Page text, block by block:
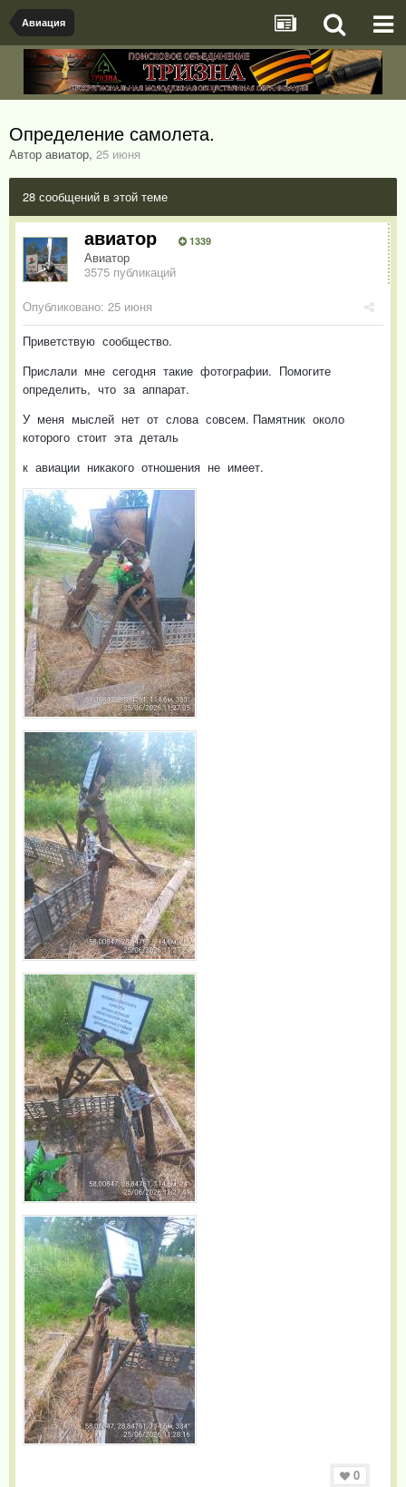
Авиация
Определение самолета.
Автор авиатор, 25 июня
28 сообщений в этой теме
авиатор 1339
Авиатор
3575 публикаций
Опубликовано: 25 июня
Приветствую сообщество.
Прислали мне сегодня такие фотографии. Помогите
определить, что за аппарат.
У меня мыслей нет от слова совсем. Памятник около
которого стоит эта деталь
к авиации никакого отношения не имеет.
0